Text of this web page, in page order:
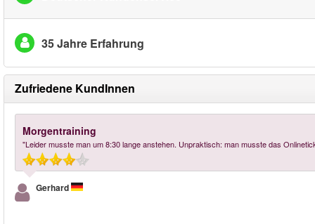
35 Jahre Erfahrung
Zufriedene KundInnen
Morgentraining
"Leider musste man um 8:30 lange anstehen. Unpraktisch: man musste das
Gerhard